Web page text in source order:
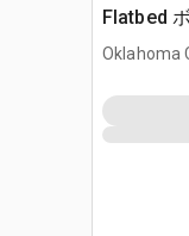
Flatbed
Oklahoma